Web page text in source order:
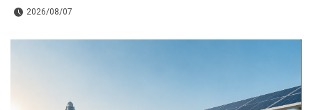
2026/08/07